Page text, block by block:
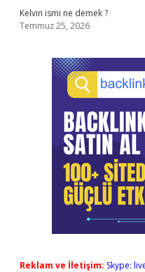
Kelvin ismi ne demek ?
Temmuz 25, 2026
Reklam ve İletişim: Skype: